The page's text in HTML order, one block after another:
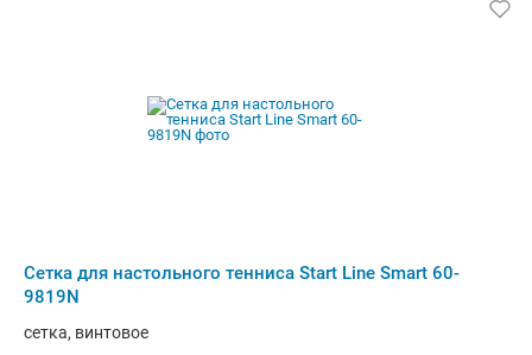
Сетка для настольного тенниса Start Line Smart 60-
9819N
сетка, винтовое